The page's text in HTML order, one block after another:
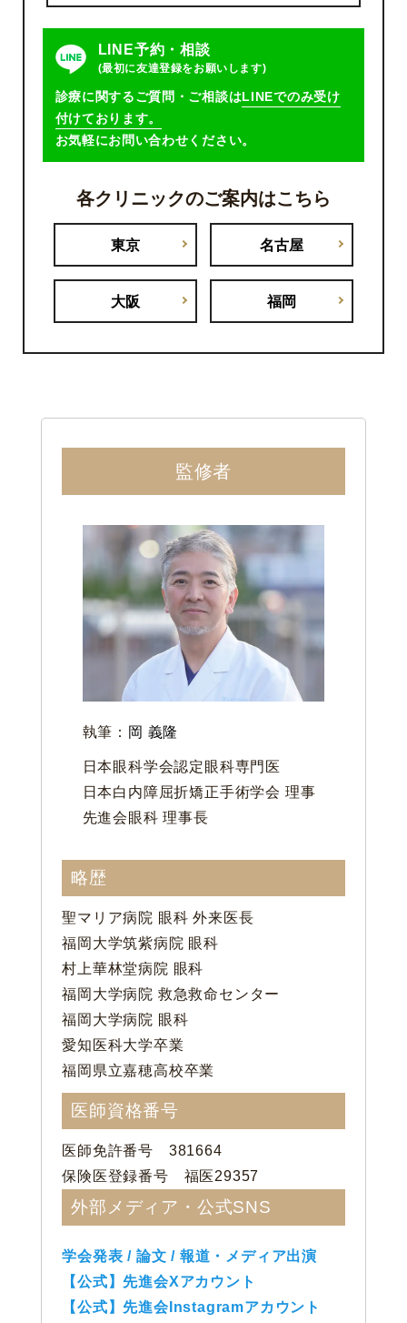
診療に関するご質問・ご相談はLINEでのみ受け
付けております。
お気軽にお問い合わせください。
LINE予約・相談
(最初に友達登録をお願いします)
各クリニックのご案内はこちら
東京 名古屋
大阪 福岡
監修者
執筆： 岡 義隆
日本眼科学会認定眼科専門医
日本白内障屈折矯正手術学会 理事
先進会眼科 理事長
略歴
聖マリア病院 眼科 外来医長
福岡大学筑紫病院 眼科
村上華林堂病院 眼科
福岡大学病院 救急救命センター
福岡大学病院 眼科
愛知医科大学卒業
福岡県立嘉穂高校卒業
医師資格番号
医師免許番号 381664
保険医登録番号 福医29357
外部メディア・公式SNS
学会発表 / 論文 / 報道・メディア出演
【公式】先進会Xアカウント
【公式】先進会Instagramアカウント